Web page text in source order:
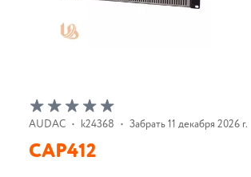
AUDAC • k24368 • Забрать 11 декабря 2026 г.
CAP412